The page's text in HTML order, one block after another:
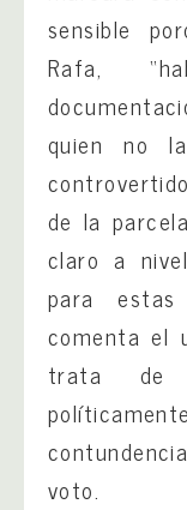
sensible
Rafa,
quien no
de la
claro a
para estas
comenta el
trata de
voto.